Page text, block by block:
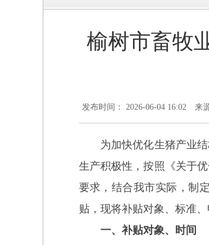
榆树市畜牧
发布时间： 2026-06-04 16:02 来
为加快优化生猪产业结
生产积极性，按照《关于
要求， 结合我市实际，制
贴，现将补贴对象、标准
一、补贴对象、时间